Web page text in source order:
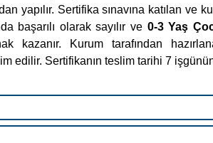
yapılır. Sertifika sınavına katılan ve
başarılı olarak sayılır ve0-3 Yaş
kazanır. Kurum tarafından
edilir. Sertifikanın teslim tarihi 7